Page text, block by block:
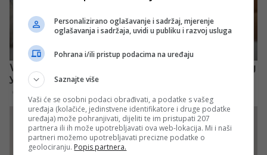
Personalizirano oglašavanje i sadržaj, mjerenje
oglašavanja i sadržaja, uvidi u publiku i razvoj usluga
Pohrana i/ili pristup podacima na uređaju
Saznajte više
Vaši će se osobni podaci obrađivati, a podatke s vašeg
uređaja (kolačiće, jedinstvene identifikatore i druge podatke
uređaja) može pohranjivati, dijeliti te im pristupati 207
partnera ili ih može upotrebljavati ova web-lokacija. Mi i naši
partneri možemo upotrebljavati precizne podatke o
geolociranju. Popis partnera.